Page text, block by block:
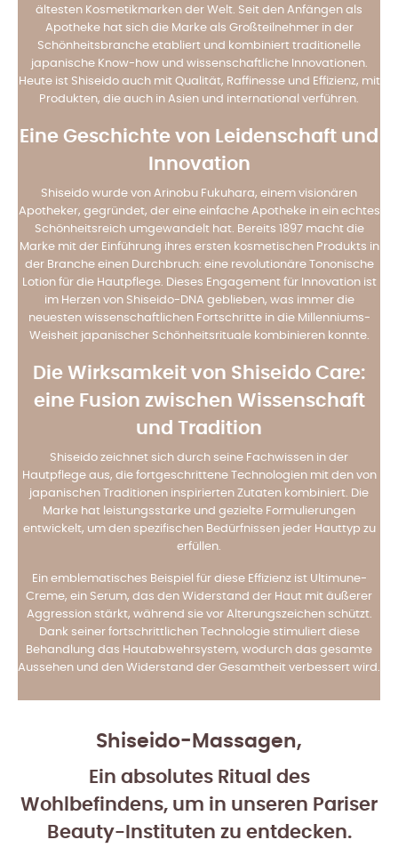
ältesten Kosmetikmarken der Welt. Seit den Anfängen als
Apotheke hat sich die Marke als Großteilnehmer in der
Schönheitsbranche etabliert und kombiniert traditionelle
japanische Know-how und wissenschaftliche Innovationen.
Heute ist Shiseido auch mit Qualität, Raffinesse und Effizienz, mit
Produkten, die auch in Asien und international verführen.
Eine Geschichte von Leidenschaft und
Innovation
Shiseido wurde von Arinobu Fukuhara, einem visionären
Apotheker, gegründet, der eine einfache Apotheke in ein echtes
Schönheitsreich umgewandelt hat. Bereits 1897 macht die
Marke mit der Einführung ihres ersten kosmetischen Produkts in
der Branche einen Durchbruch: eine revolutionäre Tononische
Lotion für die Hautpflege. Dieses Engagement für Innovation ist
im Herzen von Shiseido-DNA geblieben, was immer die
neuesten wissenschaftlichen Fortschritte in die Millenniums-
Weisheit japanischer Schönheitsrituale kombinieren konnte.
Die Wirksamkeit von Shiseido Care:
eine Fusion zwischen Wissenschaft
und Tradition
Shiseido zeichnet sich durch seine Fachwissen in der
Hautpflege aus, die fortgeschrittene Technologien mit den von
japanischen Traditionen inspirierten Zutaten kombiniert. Die
Marke hat leistungsstarke und gezielte Formulierungen
entwickelt, um den spezifischen Bedürfnissen jeder Hauttyp zu
erfüllen.
Ein emblematisches Beispiel für diese Effizienz ist Ultimune-
Creme, ein Serum, das den Widerstand der Haut mit äußerer
Aggression stärkt, während sie vor Alterungszeichen schützt.
Dank seiner fortschrittlichen Technologie stimuliert diese
Behandlung das Hautabwehrsystem, wodurch das gesamte
Aussehen und den Widerstand der Gesamtheit verbessert wird.
Shiseido-Massagen,
Ein absolutes Ritual des
Wohlbefindens, um in unseren Pariser
Beauty-Instituten zu entdecken.